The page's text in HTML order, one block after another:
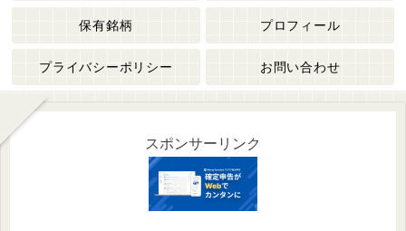
保有銘柄 プロフィール
プライバシーポリシー お問い合わせ
スポンサーリンク